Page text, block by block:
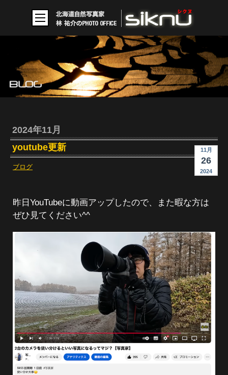
2024年11月
11月
26
2024
youtube更新
ブログ
昨日YouTubeに動画アップしたので、また暇な方は
ぜひ見てください^^